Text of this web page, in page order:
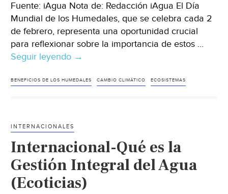
Fuente: iAgua Nota de: Redacción iAgua El Día
Mundial de los Humedales, que se celebra cada 2
de febrero, representa una oportunidad crucial
para reflexionar sobre la importancia de estos …
Seguir leyendo Internacional
Día
Humedales
2024:
bienestar
del
agua,
→
BENEFICIOS DE LOS HUMEDALES CAMBIO CLIMÁTICO ECOSISTEMAS
INTERNACIONALES
Internacional-Qué es la
Gestión Integral del Agua
(Ecoticias)